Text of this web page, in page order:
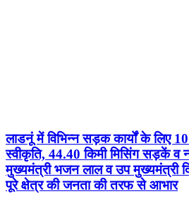
लाडनूं में विभिन्न सड़क कार्यों के लिए
स्वीकृति, 44.40 किमी मिसिंग सड़कें
मुख्यमंत्री भजन लाल व उप मुख्यमंत्री
पूरे क्षेत्र की जनता की तरफ से आभार